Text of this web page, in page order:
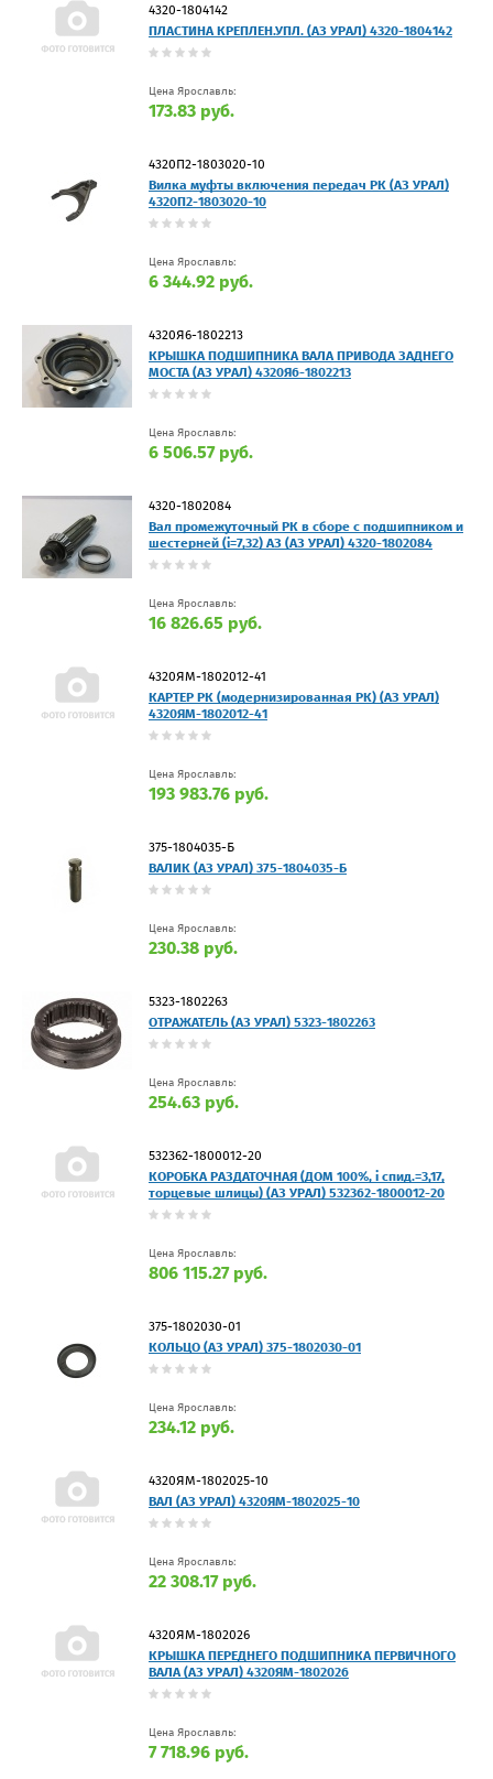
4320-1804142
ПЛАСТИНА КРЕПЛЕН.УПЛ. (АЗ УРАЛ) 4320-1804142
Цена Ярославль:
173.83 руб.
4320П2-1803020-10
Вилка муфты включения передач РК (АЗ УРАЛ)
4320П2-1803020-10
Цена Ярославль:
6 344.92 руб.
4320Я6-1802213
КРЫШКА ПОДШИПНИКА ВАЛА ПРИВОДА ЗАДНЕГО
МОСТА (АЗ УРАЛ) 4320Я6-1802213
Цена Ярославль:
6 506.57 руб.
4320-1802084
Вал промежуточный РК в сборе с подшипником и
шестерней (i=7,32) АЗ (АЗ УРАЛ) 4320-1802084
Цена Ярославль:
16 826.65 руб.
4320ЯМ-1802012-41
КАРТЕР РК (модернизированная РК) (АЗ УРАЛ)
4320ЯМ-1802012-41
Цена Ярославль:
193 983.76 руб.
375-1804035-Б
ВАЛИК (АЗ УРАЛ) 375-1804035-Б
Цена Ярославль:
230.38 руб.
5323-1802263
ОТРАЖАТЕЛЬ (АЗ УРАЛ) 5323-1802263
Цена Ярославль:
254.63 руб.
532362-1800012-20
КОРОБКА РАЗДАТОЧНАЯ (ДОМ 100%, i спид.=3,17,
торцевые шлицы) (АЗ УРАЛ) 532362-1800012-20
Цена Ярославль:
806 115.27 руб.
375-1802030-01
КОЛЬЦО (АЗ УРАЛ) 375-1802030-01
Цена Ярославль:
234.12 руб.
4320ЯМ-1802025-10
ВАЛ (АЗ УРАЛ) 4320ЯМ-1802025-10
Цена Ярославль:
22 308.17 руб.
4320ЯМ-1802026
КРЫШКА ПЕРЕДНЕГО ПОДШИПНИКА ПЕРВИЧНОГО
ВАЛА (АЗ УРАЛ) 4320ЯМ-1802026
Цена Ярославль:
7 718.96 руб.